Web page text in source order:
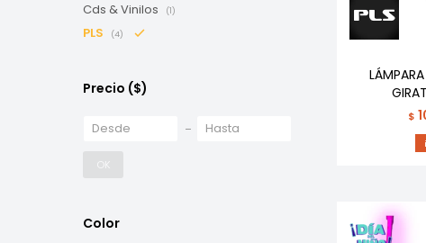
$
Cds & Vinilos (1)
PLS (4)
Precio ($)
OK
Color